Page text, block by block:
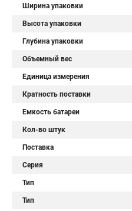
Ширина упаковки
Высота упаковки
Глубина упаковки
Объемный вес
Единица измерения
Кратность поставки
Емкость батареи
Кол-во штук
Поставка
Серия
Тип
Тип